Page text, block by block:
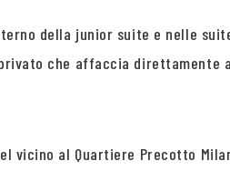
della junior suite e nelle
che affaccia direttamente
vicino al Quartiere Precotto